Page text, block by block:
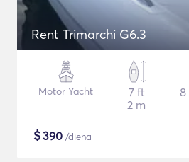
Rent Trimarchi G6.3
Motor Yacht
7 ft
2 m
$390 /diena